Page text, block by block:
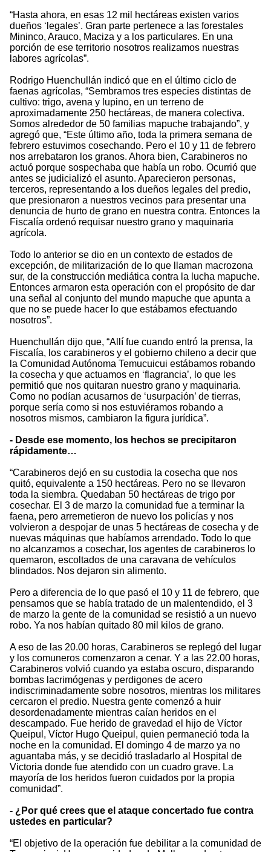
“Hasta ahora, en esas 12 mil hectáreas existen varios
dueños ‘legales’. Gran parte pertenece a las forestales
Mininco, Arauco, Maciza y a los particulares. En una
porción de ese territorio nosotros realizamos nuestras
labores agrícolas”.
Rodrigo Huenchullán indicó que en el último ciclo de
faenas agrícolas, “Sembramos tres especies distintas de
cultivo: trigo, avena y lupino, en un terreno de
aproximadamente 250 hectáreas, de manera colectiva.
Somos alrededor de 50 familias mapuche trabajando”, y
agregó que, “Este último año, toda la primera semana de
febrero estuvimos cosechando. Pero el 10 y 11 de febrero
nos arrebataron los granos. Ahora bien, Carabineros no
actuó porque sospechaba que había un robo. Ocurrió que
antes se judicializó el asunto. Aparecieron personas,
terceros, representando a los dueños legales del predio,
que presionaron a nuestros vecinos para presentar una
denuncia de hurto de grano en nuestra contra. Entonces la
Fiscalía ordenó requisar nuestro grano y maquinaria
agrícola.
Todo lo anterior se dio en un contexto de estados de
excepción, de militarización de lo que llaman macrozona
sur, de la construcción mediática contra la lucha mapuche.
Entonces armaron esta operación con el propósito de dar
una señal al conjunto del mundo mapuche que apunta a
que no se puede hacer lo que estábamos efectuando
nosotros”.
Huenchullán dijo que, “Allí fue cuando entró la prensa, la
Fiscalía, los carabineros y el gobierno chileno a decir que
la Comunidad Autónoma Temucuicui estábamos robando
la cosecha y que actuamos en ‘flagrancia’, lo que les
permitió que nos quitaran nuestro grano y maquinaria.
Como no podían acusarnos de ‘usurpación’ de tierras,
porque sería como si nos estuviéramos robando a
nosotros mismos, cambiaron la figura jurídica”.
- Desde ese momento, los hechos se precipitaron
rápidamente…
“Carabineros dejó en su custodia la cosecha que nos
quitó, equivalente a 150 hectáreas. Pero no se llevaron
toda la siembra. Quedaban 50 hectáreas de trigo por
cosechar. El 3 de marzo la comunidad fue a terminar la
faena, pero arremetieron de nuevo los policías y nos
volvieron a despojar de unas 5 hectáreas de cosecha y de
nuevas máquinas que habíamos arrendado. Todo lo que
no alcanzamos a cosechar, los agentes de carabineros lo
quemaron, escoltados de una caravana de vehículos
blindados. Nos dejaron sin alimento.
Pero a diferencia de lo que pasó el 10 y 11 de febrero, que
pensamos que se había tratado de un malentendido, el 3
de marzo la gente de la comunidad se resistió a un nuevo
robo. Ya nos habían quitado 80 mil kilos de grano.
A eso de las 20.00 horas, Carabineros se replegó del lugar
y los comuneros comenzaron a cenar. Y a las 22.00 horas,
Carabineros volvió cuando ya estaba oscuro, disparando
bombas lacrimógenas y perdigones de acero
indiscriminadamente sobre nosotros, mientras los militares
cercaron el predio. Nuestra gente comenzó a huir
desordenadamente mientras caían heridos en el
descampado. Fue herido de gravedad el hijo de Víctor
Queipul, Víctor Hugo Queipul, quien permaneció toda la
noche en la comunidad. El domingo 4 de marzo ya no
aguantaba más, y se decidió trasladarlo al Hospital de
Victoria donde fue atendido con un cuadro grave. La
mayoría de los heridos fueron cuidados por la propia
comunidad”.
- ¿Por qué crees que el ataque concertado fue contra
ustedes en particular?
“El objetivo de la operación fue debilitar a la comunidad de